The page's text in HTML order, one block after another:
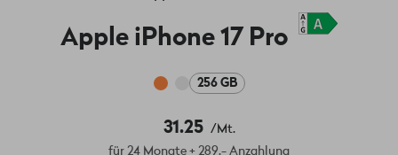
Apple iPhone 17 Pro
256 GB
31.25
/Mt.
für 24 Monate + 289.- Anzahlung